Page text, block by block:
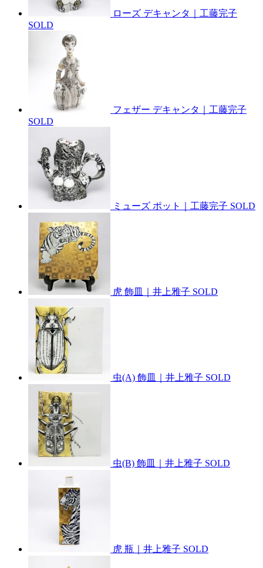
ローズ デキャンタ｜工藤完子
SOLD
フェザー デキャンタ｜工藤完子
SOLD
ミューズ ポット｜工藤完子 SOLD
虎 飾皿｜井上雅子 SOLD
虫(A) 飾皿｜井上雅子 SOLD
虫(B) 飾皿｜井上雅子 SOLD
虎 瓶｜井上雅子 SOLD